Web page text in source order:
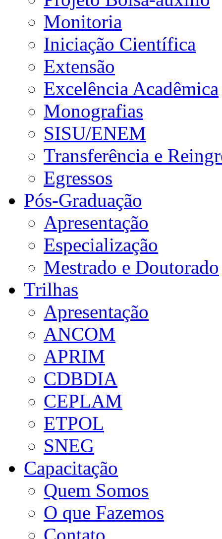
Monitoria
Iniciação Científica
Extensão
Excelência Acadêmica
Monografias
SISU/ENEM
Transferência e
Egressos
Pós-Graduação
Apresentação
Especialização
Mestrado e Doutorado
Trilhas
Apresentação
ANCOM
APRIM
CDBDIA
CEPLAM
ETPOL
SNEG
Capacitação
Quem Somos
O que Fazemos
Contato